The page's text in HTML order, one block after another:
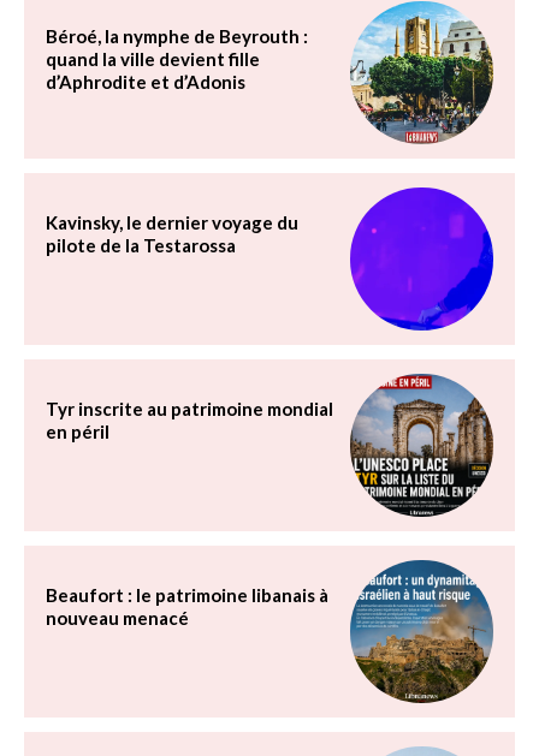
Béroé, la nymphe de Beyrouth :
quand la ville devient fille
d’Aphrodite et d’Adonis
Kavinsky, le dernier voyage du
pilote de la Testarossa
Tyr inscrite au patrimoine mondial
en péril
Beaufort : le patrimoine libanais à
nouveau menacé